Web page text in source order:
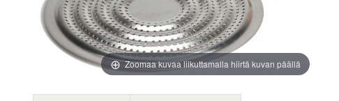
Zoomaa kuvaa liikuttamalla hiirtä kuvan päällä